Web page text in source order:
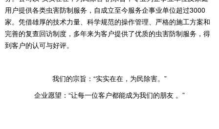
用户提供各类虫害防制服务，自成立至今服务企事业单位超过3000
家。凭借雄厚的技术力量、科学规范的操作管理、严格的施工方案和
完善的复查回访制度，多年来为客户提供了优质的虫害防制服务，得
到客户的认可与好评。
我们的宗旨： “实实在在，为民除害。”
企业愿望： “让每一位客户都能成为我们的朋友 。”